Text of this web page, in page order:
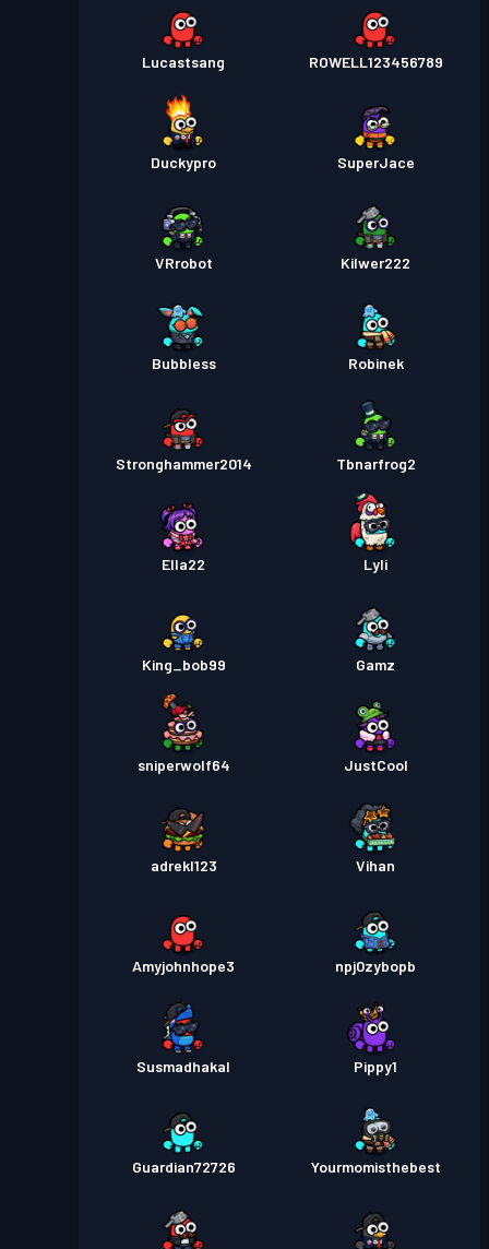
Lucastsang ROWELL123456789
Duckypro SuperJace
VRrobot Kilwer222
Bubbless Robinek
Stronghammer2014 Tbnarfrog2
Ella22 Lyli
King_bob99 Gamz
sniperwolf64 JustCool
adrekl123 Vihan
Amyjohnhope3 npj0zybopb
Susmadhakal Pippy1
Guardian72726 Yourmomisthebest